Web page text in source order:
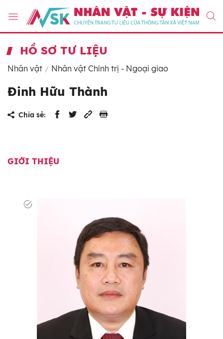
HỒ SƠ TƯ LIỆU
Nhân vật Nhân vật Chính trị - Ngoại giao
Đinh Hữu Thành
Chia sẻ:
GIỚI THIỆU